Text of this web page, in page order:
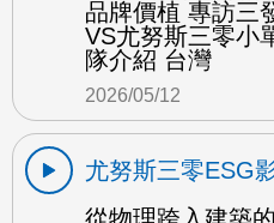
品牌價植 專訪三
VS尤努斯三零小
隊介紹 台灣
2026/05/12
尤努斯三零ESG